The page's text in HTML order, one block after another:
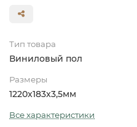
Тип товара
Виниловый пол
Размеры
1220x183x3,5мм
Все характеристики